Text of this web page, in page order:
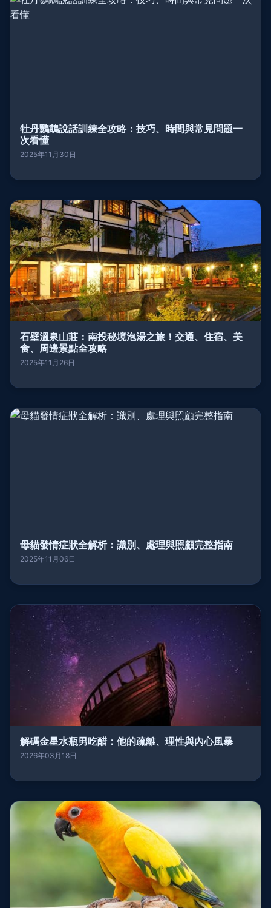
牡丹鸚鵡說話訓練全攻略：技巧、時間與常見問題一
次看懂
2025年11月30日
石壁溫泉山莊：南投秘境泡湯之旅！交通、住宿、美
食、周邊景點全攻略
2025年11月26日
母貓發情症狀全解析：識別、處理與照顧完整指南
2025年11月06日
解碼金星水瓶男吃醋：他的疏離、理性與內心風暴
2026年03月18日